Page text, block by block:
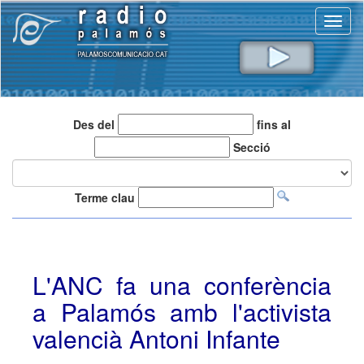
Des del
fins al
Secció
Terme clau
L'ANC fa una conferència
a Palamós amb l'activista
valencià Antoni Infante